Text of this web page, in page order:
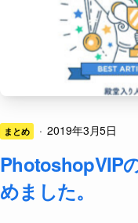
まとめ · 2019年3月5日
PhotoshopVIP
めました。